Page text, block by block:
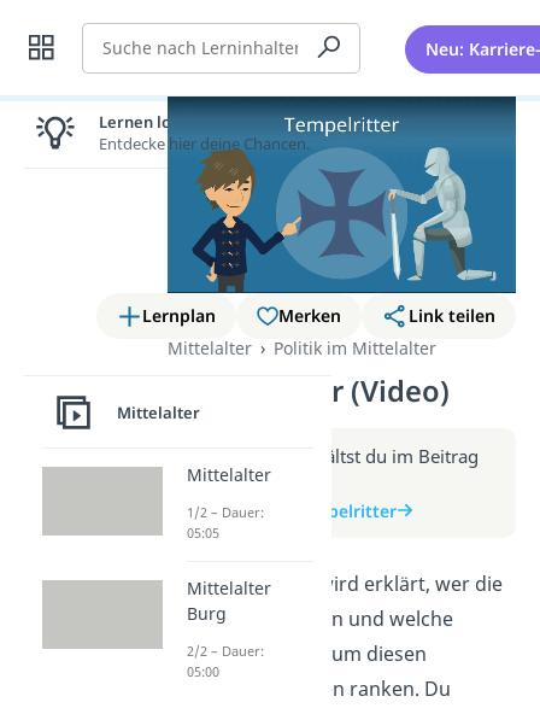
Suche Neu:
Lernplan Merken
Link teilen
Mittelalter
Politik im Mittelalter
Tempelritter (Video)
Weitere Infos erhältst du im Beitrag
zum Video
zum Beitrag: Tempelritter
In diesem Video wird erklärt, wer die
Tempelritter waren und welche
Geheimnisse sich um diesen
mysteriösen Orden ranken. Du
Lernen lohnt sich!
Entdecke hier deine Chancen.
Mittelalter
Mittelalter
1/2 – Dauer:
05:05
Mittelalter
Burg
2/2 – Dauer:
05:00